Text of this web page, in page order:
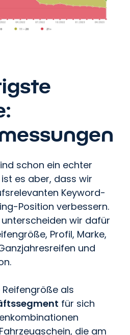
schon ein echter
es aber, dass wir
Keyword-
Position verbessern.
wir dafür
Profil, Marke,
und
als
für sich
die am